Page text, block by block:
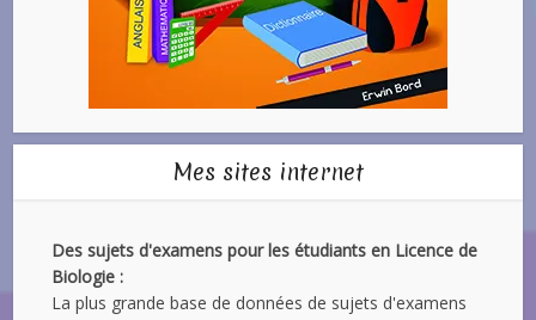
Mes sites internet
Des sujets d'examens pour les étudiants en Licence de
Biologie :
La plus grande base de données de sujets d'examens